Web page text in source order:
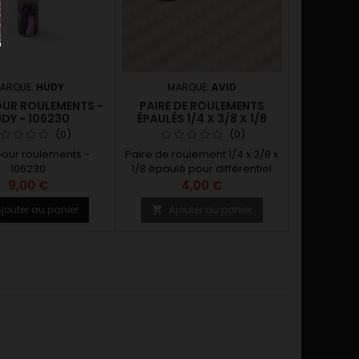
HUDY
ROULEMENTS -
- 106230
(0)
roulements -
106230
9,00 €
au panier
MARQUE: AVID
PAIRE DE ROULEMENTS
ÉPAULÉS 1/4 X 3/8 X 1/8
(0)
Paire de roulement 1/4 x 3/8 x
1/8 épaulé pour différentiel
PRO10
4,00 €